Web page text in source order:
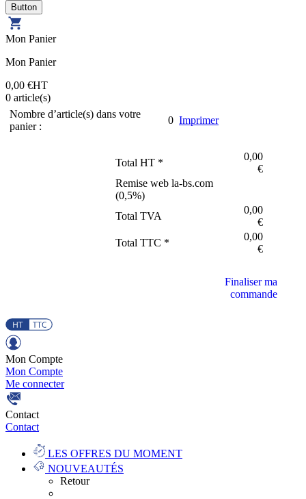
Mon Panier
Mon Panier
0,00 €HT
0 article(s)
Nombre d’article(s) dans votre
panier :
0 Imprimer
Total HT *
0,00
€
Remise web la-bs.com
(0,5%)
Total TVA
0,00
€
Total TTC *
0,00
€
Finaliser ma
commande
Mon Compte
Mon Compte
Me connecter
Contact
Contact
LES OFFRES DU MOMENT
NOUVEAUTÉS
Retour